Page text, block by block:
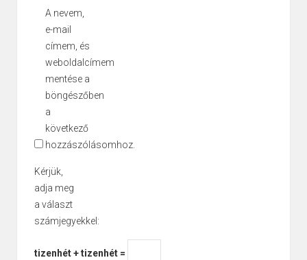
A nevem,
e-mail
címem, és
weboldalcímem
mentése a
böngészőben
a
következő
hozzászólásomhoz.
Kérjük,
adja meg
a választ
számjegyekkel:
tizenhét + tizenhét =